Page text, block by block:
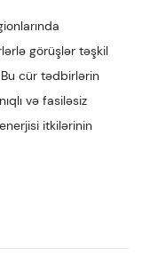
görüşlər təşkil
cür tədbirlərin
və fasiləsiz
itkilərinin